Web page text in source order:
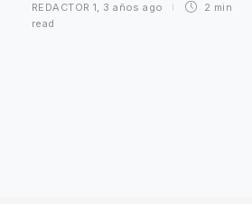
REDACTOR 1, 3 años ago
2 min
read